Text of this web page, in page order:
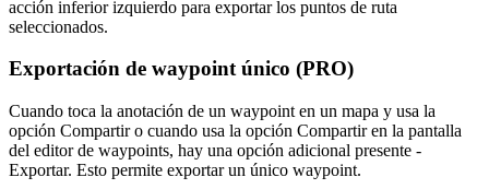
acción inferior izquierdo para exportar los puntos de ruta
seleccionados.
Exportación de waypoint único (PRO)
Cuando toca la anotación de un waypoint en un mapa y usa la
opción Compartir o cuando usa la opción Compartir en la pantalla
del editor de waypoints, hay una opción adicional presente -
Exportar. Esto permite exportar un único waypoint.